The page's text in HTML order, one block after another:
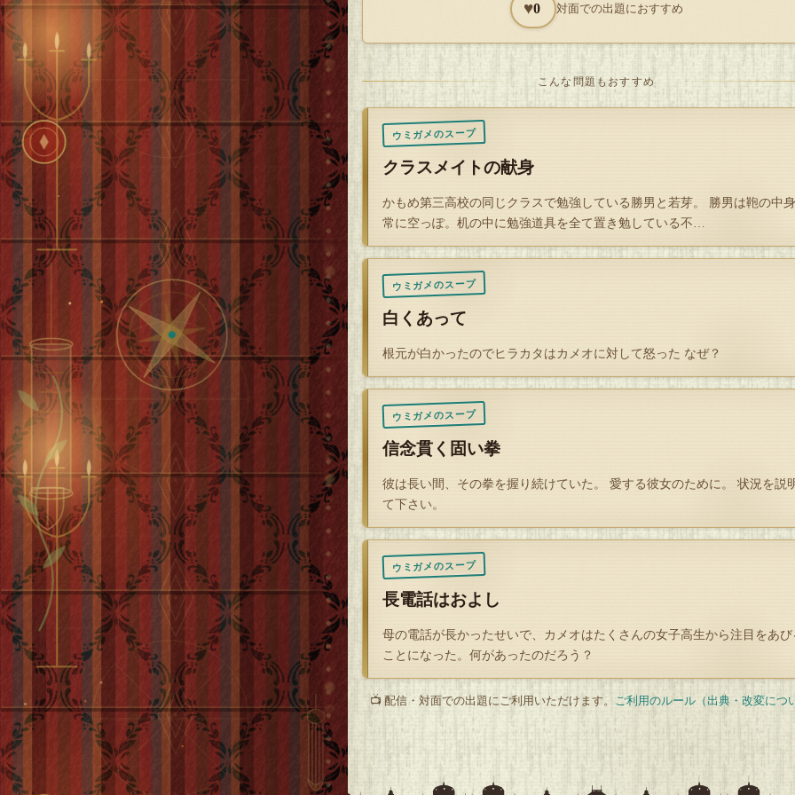
♥0 対面での出題におすすめ
こんな問題もおすすめ
ウミガメのスープ
クラスメイトの献身
かもめ第三高校の同じクラスで勉強している勝男と若芽。 勝男は鞄の中
常に空っぽ。机の中に勉強道具を全て置き勉している不…
ウミガメのスープ
白くあって
根元が白かったのでヒラカタはカメオに対して怒った なぜ？
ウミガメのスープ
信念貫く固い拳
彼は長い間、その拳を握り続けていた。 愛する彼女のために。 状況を説
て下さい。
ウミガメのスープ
長電話はおよし
母の電話が長かったせいで、カメオはたくさんの女子高生から注目をあび
ことになった。何があったのだろう？
📺 配信・対面での出題にご利用いただけます。 ご利用のルール（出典・改変につ